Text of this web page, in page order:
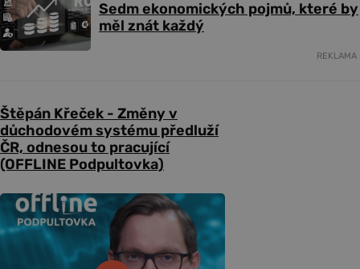
Sedm ekonomických pojmů, které by
měl znát každý
REKLAMA
Štěpán Křeček - Změny v
důchodovém systému předluží
ČR, odnesou to pracující
(OFFLINE Podpultovka)